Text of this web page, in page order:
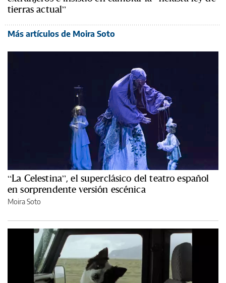
tierras actual”
Más artículos de Moira Soto
“La Celestina”, el superclásico del teatro español
en sorprendente versión escénica
Moira Soto